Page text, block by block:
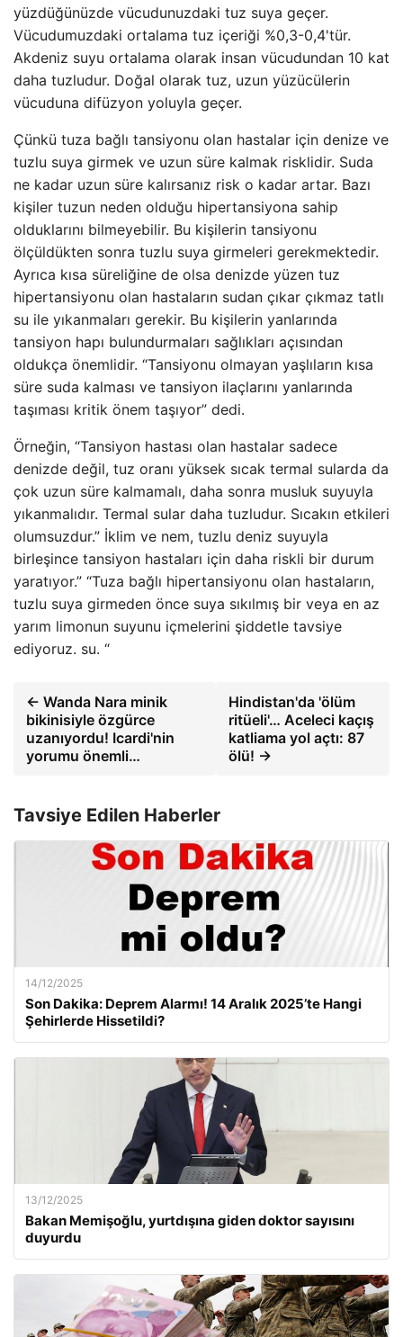
yüzdüğünüzde vücudunuzdaki tuz suya geçer.
Vücudumuzdaki ortalama tuz içeriği %0,3-0,4'tür.
Akdeniz suyu ortalama olarak insan vücudundan 10 kat
daha tuzludur. Doğal olarak tuz, uzun yüzücülerin
vücuduna difüzyon yoluyla geçer.
Çünkü tuza bağlı tansiyonu olan hastalar için denize ve
tuzlu suya girmek ve uzun süre kalmak risklidir. Suda
ne kadar uzun süre kalırsanız risk o kadar artar. Bazı
kişiler tuzun neden olduğu hipertansiyona sahip
olduklarını bilmeyebilir. Bu kişilerin tansiyonu
ölçüldükten sonra tuzlu suya girmeleri gerekmektedir.
Ayrıca kısa süreliğine de olsa denizde yüzen tuz
hipertansiyonu olan hastaların sudan çıkar çıkmaz tatlı
su ile yıkanmaları gerekir. Bu kişilerin yanlarında
tansiyon hapı bulundurmaları sağlıkları açısından
oldukça önemlidir. “Tansiyonu olmayan yaşlıların kısa
süre suda kalması ve tansiyon ilaçlarını yanlarında
taşıması kritik önem taşıyor” dedi.
Örneğin, “Tansiyon hastası olan hastalar sadece
denizde değil, tuz oranı yüksek sıcak termal sularda da
çok uzun süre kalmamalı, daha sonra musluk suyuyla
yıkanmalıdır. Termal sular daha tuzludur. Sıcakın etkileri
olumsuzdur.” İklim ve nem, tuzlu deniz suyuyla
birleşince tansiyon hastaları için daha riskli bir durum
yaratıyor.” “Tuza bağlı hipertansiyonu olan hastaların,
tuzlu suya girmeden önce suya sıkılmış bir veya en az
yarım limonun suyunu içmelerini şiddetle tavsiye
ediyoruz. su. “
← Wanda Nara minik
bikinisiyle özgürce
uzanıyordu! Icardi'nin
yorumu önemli…
Hindistan'da 'ölüm
ritüeli'… Aceleci kaçış
katliama yol açtı: 87
ölü! →
Tavsiye Edilen Haberler
14/12/2025
Son Dakika: Deprem Alarmı! 14 Aralık 2025’te Hangi
Şehirlerde Hissetildi?
13/12/2025
Bakan Memişoğlu, yurtdışına giden doktor sayısını
duyurdu